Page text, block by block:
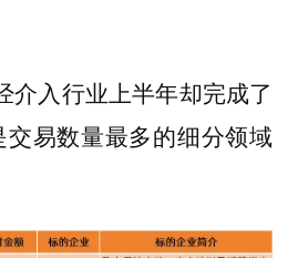
介入行业上半年却完成了
易数量最多的细分领域